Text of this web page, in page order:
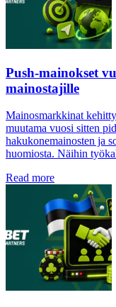
Push-mainokset
mainostajille
Mainosmarkkinat
muutama vuosi sitten
hakukonemainosten ja
huomiosta. Näihin
Read more